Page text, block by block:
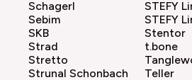
Schagerl
Sebim
SKB
STEFY
STEFY
Stentor
Strad
Stretto
Strunal Schonbach
t.bone
Teller